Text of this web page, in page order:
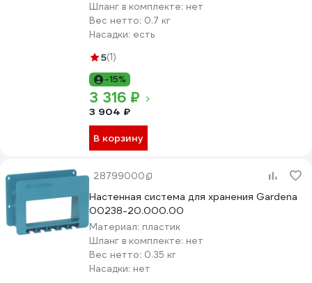
Шланг в комплекте: нет
Вес нетто: 0.7 кг
Насадки: есть
5(1)
-15%
3 316 ₽
3 904 ₽
В корзину
28799000
Настенная система для хранения Gardena
00238-20.000.00
Материал: пластик
Шланг в комплекте: нет
Вес нетто: 0.35 кг
Насадки: нет